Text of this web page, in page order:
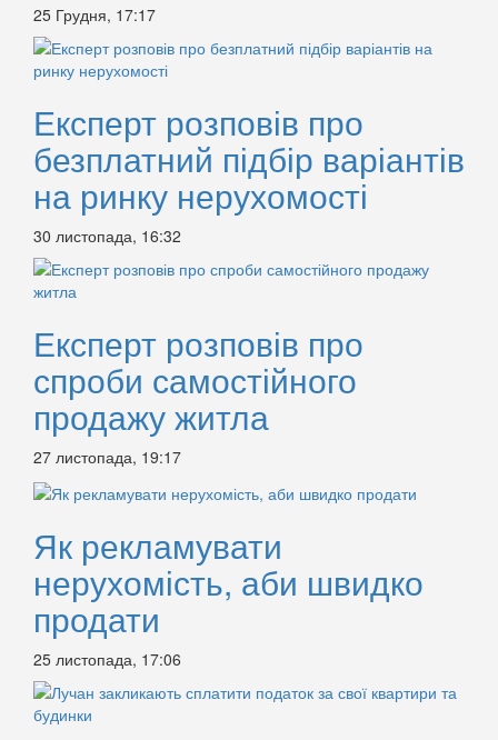
25 Грудня, 17:17
Експерт розповів про
безплатний підбір варіантів
на ринку нерухомості
30 листопада, 16:32
Експерт розповів про
спроби самостійного
продажу житла
27 листопада, 19:17
Як рекламувати
нерухомість, аби швидко
продати
25 листопада, 17:06